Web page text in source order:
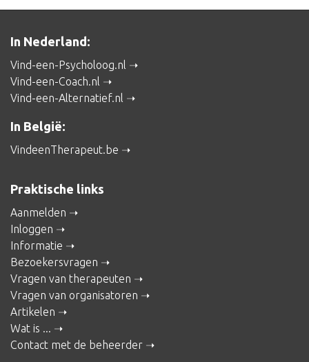
In Nederland:
Vind-een-Psycholoog.nl
Vind-een-Coach.nl
Vind-een-Alternatief.nl
In België:
VindeenTherapeut.be
Praktische links
Aanmelden
Inloggen
Informatie
Bezoekersvragen
Vragen van therapeuten
Vragen van organisatoren
Artikelen
Wat is ...
Contact met de beheerder